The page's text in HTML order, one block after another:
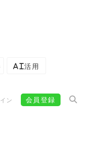
AI活用
ン 会員登録